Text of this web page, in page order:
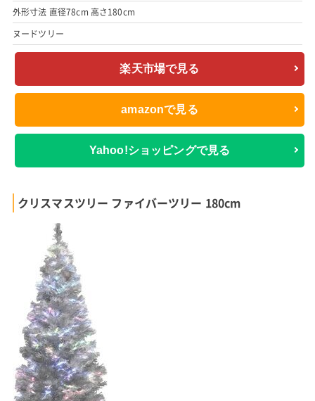
外形寸法 直径78cm 高さ180cm
ヌードツリー
楽天市場で見る
amazonで見る
Yahoo!ショッピングで見る
クリスマスツリー ファイバーツリー 180cm